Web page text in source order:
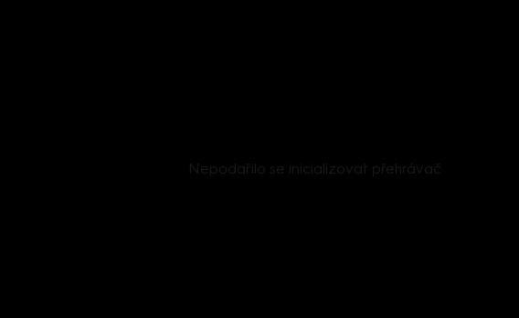
Nepodařilo se inicializovat přehrávač